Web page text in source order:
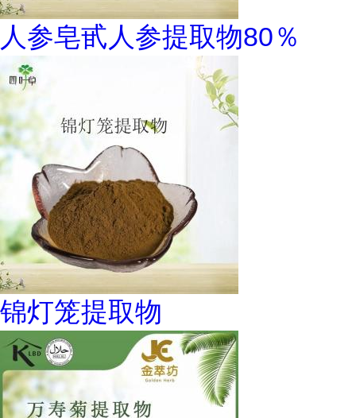
人参皂甙人参提取物80％
锦灯笼提取物